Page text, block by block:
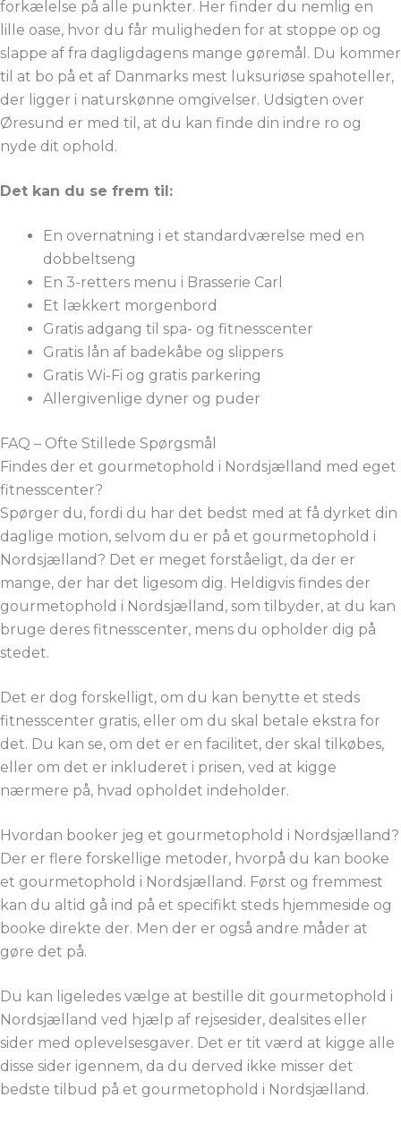
forkælelse på alle punkter. Her finder du nemlig en
lille oase, hvor du får muligheden for at stoppe op og
slappe af fra dagligdagens mange gøremål. Du kommer
til at bo på et af Danmarks mest luksuriøse spahoteller,
der ligger i naturskønne omgivelser. Udsigten over
Øresund er med til, at du kan finde din indre ro og
nyde dit ophold.
Det kan du se frem til:
En overnatning i et standardværelse med en
dobbeltseng
En 3-retters menu i Brasserie Carl
Et lækkert morgenbord
Gratis adgang til spa- og fitnesscenter
Gratis lån af badekåbe og slippers
Gratis Wi-Fi og gratis parkering
Allergivenlige dyner og puder
FAQ – Ofte Stillede Spørgsmål
Findes der et gourmetophold i Nordsjælland med eget
fitnesscenter?
Spørger du, fordi du har det bedst med at få dyrket din
daglige motion, selvom du er på et gourmetophold i
Nordsjælland? Det er meget forståeligt, da der er
mange, der har det ligesom dig. Heldigvis findes der
gourmetophold i Nordsjælland, som tilbyder, at du kan
bruge deres fitnesscenter, mens du opholder dig på
stedet.
Det er dog forskelligt, om du kan benytte et steds
fitnesscenter gratis, eller om du skal betale ekstra for
det. Du kan se, om det er en facilitet, der skal tilkøbes,
eller om det er inkluderet i prisen, ved at kigge
nærmere på, hvad opholdet indeholder.
Hvordan booker jeg et gourmetophold i Nordsjælland?
Der er flere forskellige metoder, hvorpå du kan booke
et gourmetophold i Nordsjælland. Først og fremmest
kan du altid gå ind på et specifikt steds hjemmeside og
booke direkte der. Men der er også andre måder at
gøre det på.
Du kan ligeledes vælge at bestille dit gourmetophold i
Nordsjælland ved hjælp af rejsesider, dealsites eller
sider med oplevelsesgaver. Det er tit værd at kigge alle
disse sider igennem, da du derved ikke misser det
bedste tilbud på et gourmetophold i Nordsjælland.